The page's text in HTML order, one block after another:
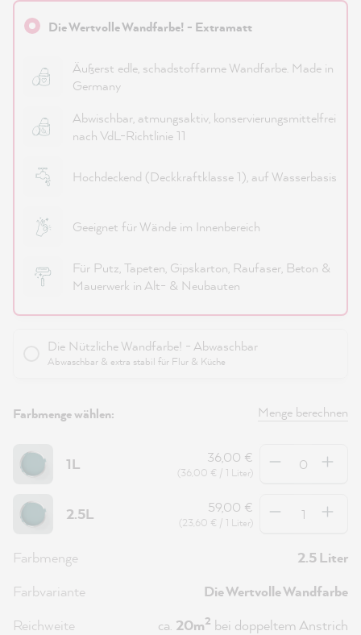
Die Wertvolle Wandfarbe! - Extramatt
Äußerst edle, schadstoffarme Wandfarbe. Made in
Germany
Abwischbar, atmungsaktiv, konservierungsmittelfrei
nach VdL-Richtlinie 11
Hochdeckend (Deckkraftklasse 1), auf Wasserbasis
Geeignet für Wände im Innenbereich
Für Putz, Tapeten, Gipskarton, Raufaser, Beton &
Mauerwerk in Alt- & Neubauten
Die Nützliche Wandfarbe! - Abwaschbar
Abwaschbar & extra stabil für Flur & Küche
Farbmenge wählen: Menge berechnen
1L 36,00 €
(36,00 € / 1 Liter)
2.5L 59,00 €
(23,60 € / 1 Liter)
Farbmenge
2.5 Liter
Farbvariante
Die Wertvolle Wandfarbe
Reichweite
ca. 20m2 bei doppeltem Anstrich